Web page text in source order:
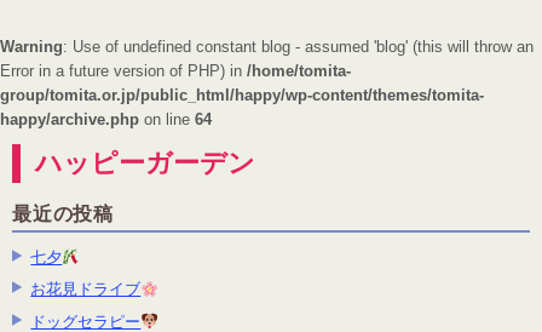
Warning: Use of undefined constant blog - assumed 'blog' (this will throw an
Error in a future version of PHP) in /home/tomita-
group/tomita.or.jp/public_html/happy/wp-content/themes/tomita-
happy/archive.php on line 64
ハッピーガーデン
最近の投稿
七夕
お花見ドライブ
ドッグセラピー